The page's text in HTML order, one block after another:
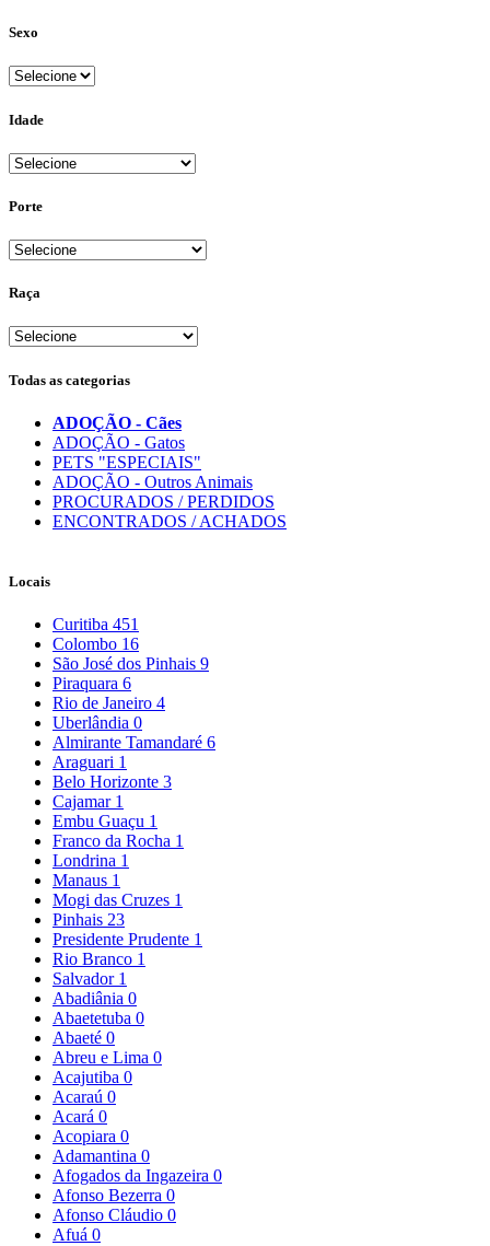
Sexo
Idade
Porte
Raça
Todas as categorias
ADOÇÃO - Cães
ADOÇÃO - Gatos
PETS "ESPECIAIS"
ADOÇÃO - Outros Animais
PROCURADOS / PERDIDOS
ENCONTRADOS / ACHADOS
Locais
Curitiba 451
Colombo 16
São José dos Pinhais 9
Piraquara 6
Rio de Janeiro 4
Uberlândia 0
Almirante Tamandaré 6
Araguari 1
Belo Horizonte 3
Cajamar 1
Embu Guaçu 1
Franco da Rocha 1
Londrina 1
Manaus 1
Mogi das Cruzes 1
Pinhais 23
Presidente Prudente 1
Rio Branco 1
Salvador 1
Abadiânia 0
Abaetetuba 0
Abaeté 0
Abreu e Lima 0
Acajutiba 0
Acaraú 0
Acará 0
Acopiara 0
Adamantina 0
Afogados da Ingazeira 0
Afonso Bezerra 0
Afonso Cláudio 0
Afuá 0